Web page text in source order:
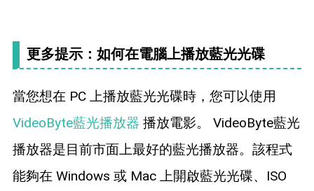
更多提示：如何在電腦上播放藍光光碟
當您想在 PC 上播放藍光光碟時，您可以使用
VideoByte藍光播放器 播放電影。 VideoByte藍光
播放器是目前市面上最好的藍光播放器。該程式
能夠在 Windows 或 Mac 上開啟藍光光碟、ISO